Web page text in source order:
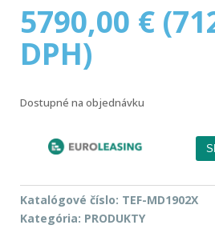
5790,00 € (
DPH)
Dostupné na objednávku
Katalógové číslo: TEF-MD1902X
Kategória: PRODUKTY